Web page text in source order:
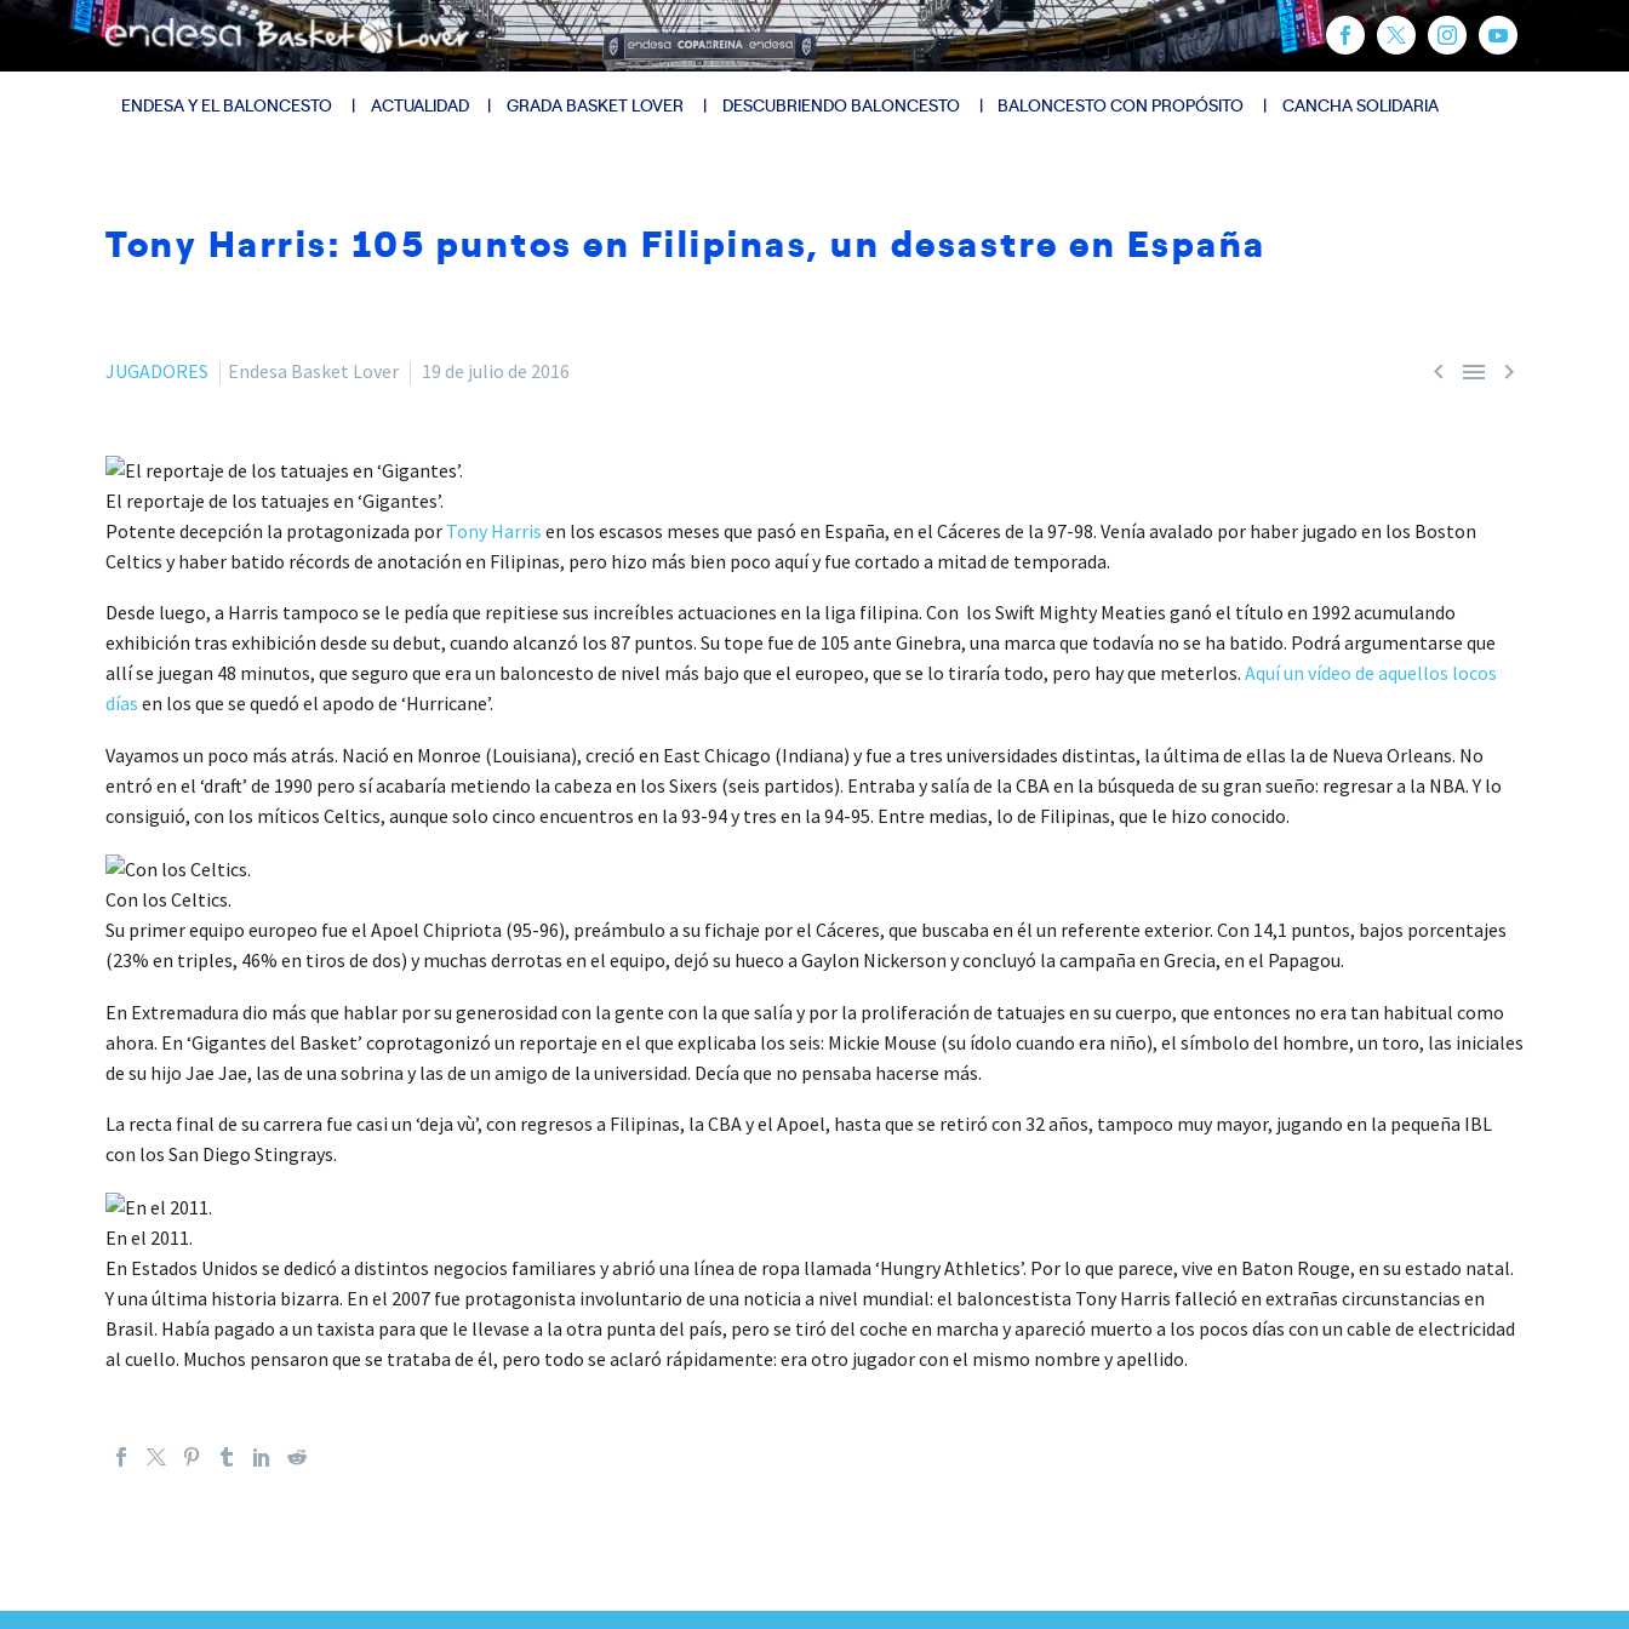
ENDESA Y EL BALONCESTO ACTUALIDAD GRADA BASKET LOVER DESCUBRIENDO BALONCESTO BALONCESTO CON PROPÓSITO CANCHA SOLIDARIA
Tony Harris: 105 puntos en Filipinas, un desastre en España
  
JUGADORES Endesa Basket Lover 19 de julio de 2016
El reportaje de los tatuajes en ‘Gigantes’.
Potente decepción la protagonizada por Tony Harris en los escasos meses que pasó en España, en el Cáceres de la 97-98. Venía avalado por haber jugado en los Boston
Celtics y haber batido récords de anotación en Filipinas, pero hizo más bien poco aquí y fue cortado a mitad de temporada.
Desde luego, a Harris tampoco se le pedía que repitiese sus increíbles actuaciones en la liga filipina. Con los Swift Mighty Meaties ganó el título en 1992 acumulando
exhibición tras exhibición desde su debut, cuando alcanzó los 87 puntos. Su tope fue de 105 ante Ginebra, una marca que todavía no se ha batido. Podrá argumentarse que
allí se juegan 48 minutos, que seguro que era un baloncesto de nivel más bajo que el europeo, que se lo tiraría todo, pero hay que meterlos. Aquí un vídeo de aquellos locos
días en los que se quedó el apodo de ‘Hurricane’.
Vayamos un poco más atrás. Nació en Monroe (Louisiana), creció en East Chicago (Indiana) y fue a tres universidades distintas, la última de ellas la de Nueva Orleans. No
entró en el ‘draft’ de 1990 pero sí acabaría metiendo la cabeza en los Sixers (seis partidos). Entraba y salía de la CBA en la búsqueda de su gran sueño: regresar a la NBA. Y lo
consiguió, con los míticos Celtics, aunque solo cinco encuentros en la 93-94 y tres en la 94-95. Entre medias, lo de Filipinas, que le hizo conocido.
Con los Celtics.
Su primer equipo europeo fue el Apoel Chipriota (95-96), preámbulo a su fichaje por el Cáceres, que buscaba en él un referente exterior. Con 14,1 puntos, bajos porcentajes
(23% en triples, 46% en tiros de dos) y muchas derrotas en el equipo, dejó su hueco a Gaylon Nickerson y concluyó la campaña en Grecia, en el Papagou.
En Extremadura dio más que hablar por su generosidad con la gente con la que salía y por la proliferación de tatuajes en su cuerpo, que entonces no era tan habitual como
ahora. En ‘Gigantes del Basket’ coprotagonizó un reportaje en el que explicaba los seis: Mickie Mouse (su ídolo cuando era niño), el símbolo del hombre, un toro, las iniciales
de su hijo Jae Jae, las de una sobrina y las de un amigo de la universidad. Decía que no pensaba hacerse más.
La recta final de su carrera fue casi un ‘deja vù’, con regresos a Filipinas, la CBA y el Apoel, hasta que se retiró con 32 años, tampoco muy mayor, jugando en la pequeña IBL
con los San Diego Stingrays.
En el 2011.
En Estados Unidos se dedicó a distintos negocios familiares y abrió una línea de ropa llamada ‘Hungry Athletics’. Por lo que parece, vive en Baton Rouge, en su estado natal.
Y una última historia bizarra. En el 2007 fue protagonista involuntario de una noticia a nivel mundial: el baloncestista Tony Harris falleció en extrañas circunstancias en
Brasil. Había pagado a un taxista para que le llevase a la otra punta del país, pero se tiró del coche en marcha y apareció muerto a los pocos días con un cable de electricidad
al cuello. Muchos pensaron que se trataba de él, pero todo se aclaró rápidamente: era otro jugador con el mismo nombre y apellido.